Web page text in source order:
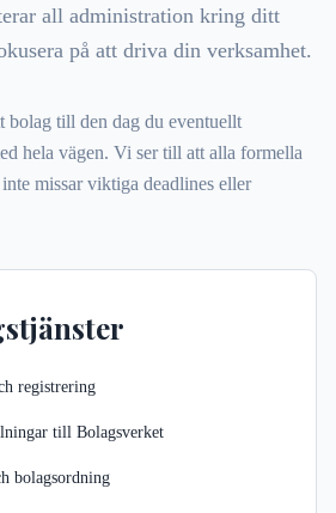
all administration kring ditt
på att driva din verksamhet.
bolag till den dag du eventuellt
hela vägen. Vi ser till att alla formella
missar viktiga deadlines eller
registrering
till Bolagsverket
bolagsordning